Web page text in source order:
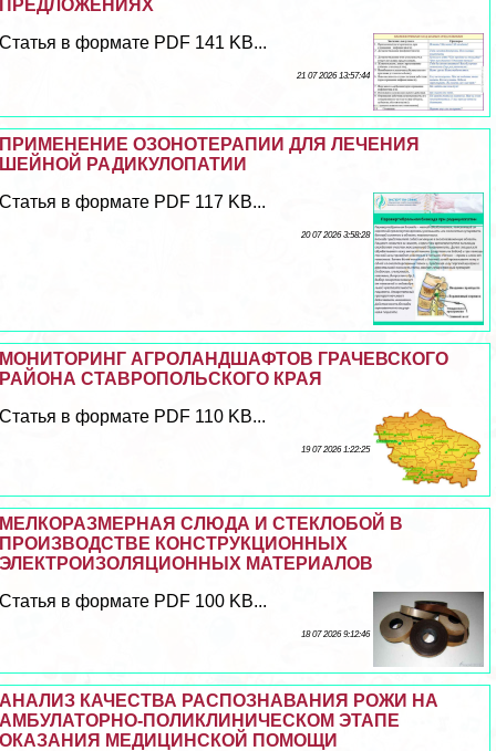
ПРЕДЛОЖЕНИЯХ
Статья в формате PDF 141 KB...
21 07 2026 13:57:44
ПРИМЕНЕНИЕ ОЗОНОТЕРАПИИ ДЛЯ ЛЕЧЕНИЯ
ШЕЙНОЙ РАДИКУЛОПАТИИ
Статья в формате PDF 117 KB...
20 07 2026 3:58:28
МОНИТОРИНГ АГРОЛАНДШАФТОВ ГРАЧЕВСКОГО
РАЙОНА СТАВРОПОЛЬСКОГО КРАЯ
Статья в формате PDF 110 KB...
19 07 2026 1:22:25
МЕЛКОРАЗМЕРНАЯ СЛЮДА И СТЕКЛОБОЙ В
ПРОИЗВОДСТВЕ КОНСТРУКЦИОННЫХ
ЭЛЕКТРОИЗОЛЯЦИОННЫХ МАТЕРИАЛОВ
Статья в формате PDF 100 KB...
18 07 2026 9:12:46
АНАЛИЗ КАЧЕСТВА РАСПОЗНАВАНИЯ РОЖИ НА
АМБУЛАТОРНО-ПОЛИКЛИНИЧЕСКОМ ЭТАПЕ
ОКАЗАНИЯ МЕДИЦИНСКОЙ ПОМОЩИ